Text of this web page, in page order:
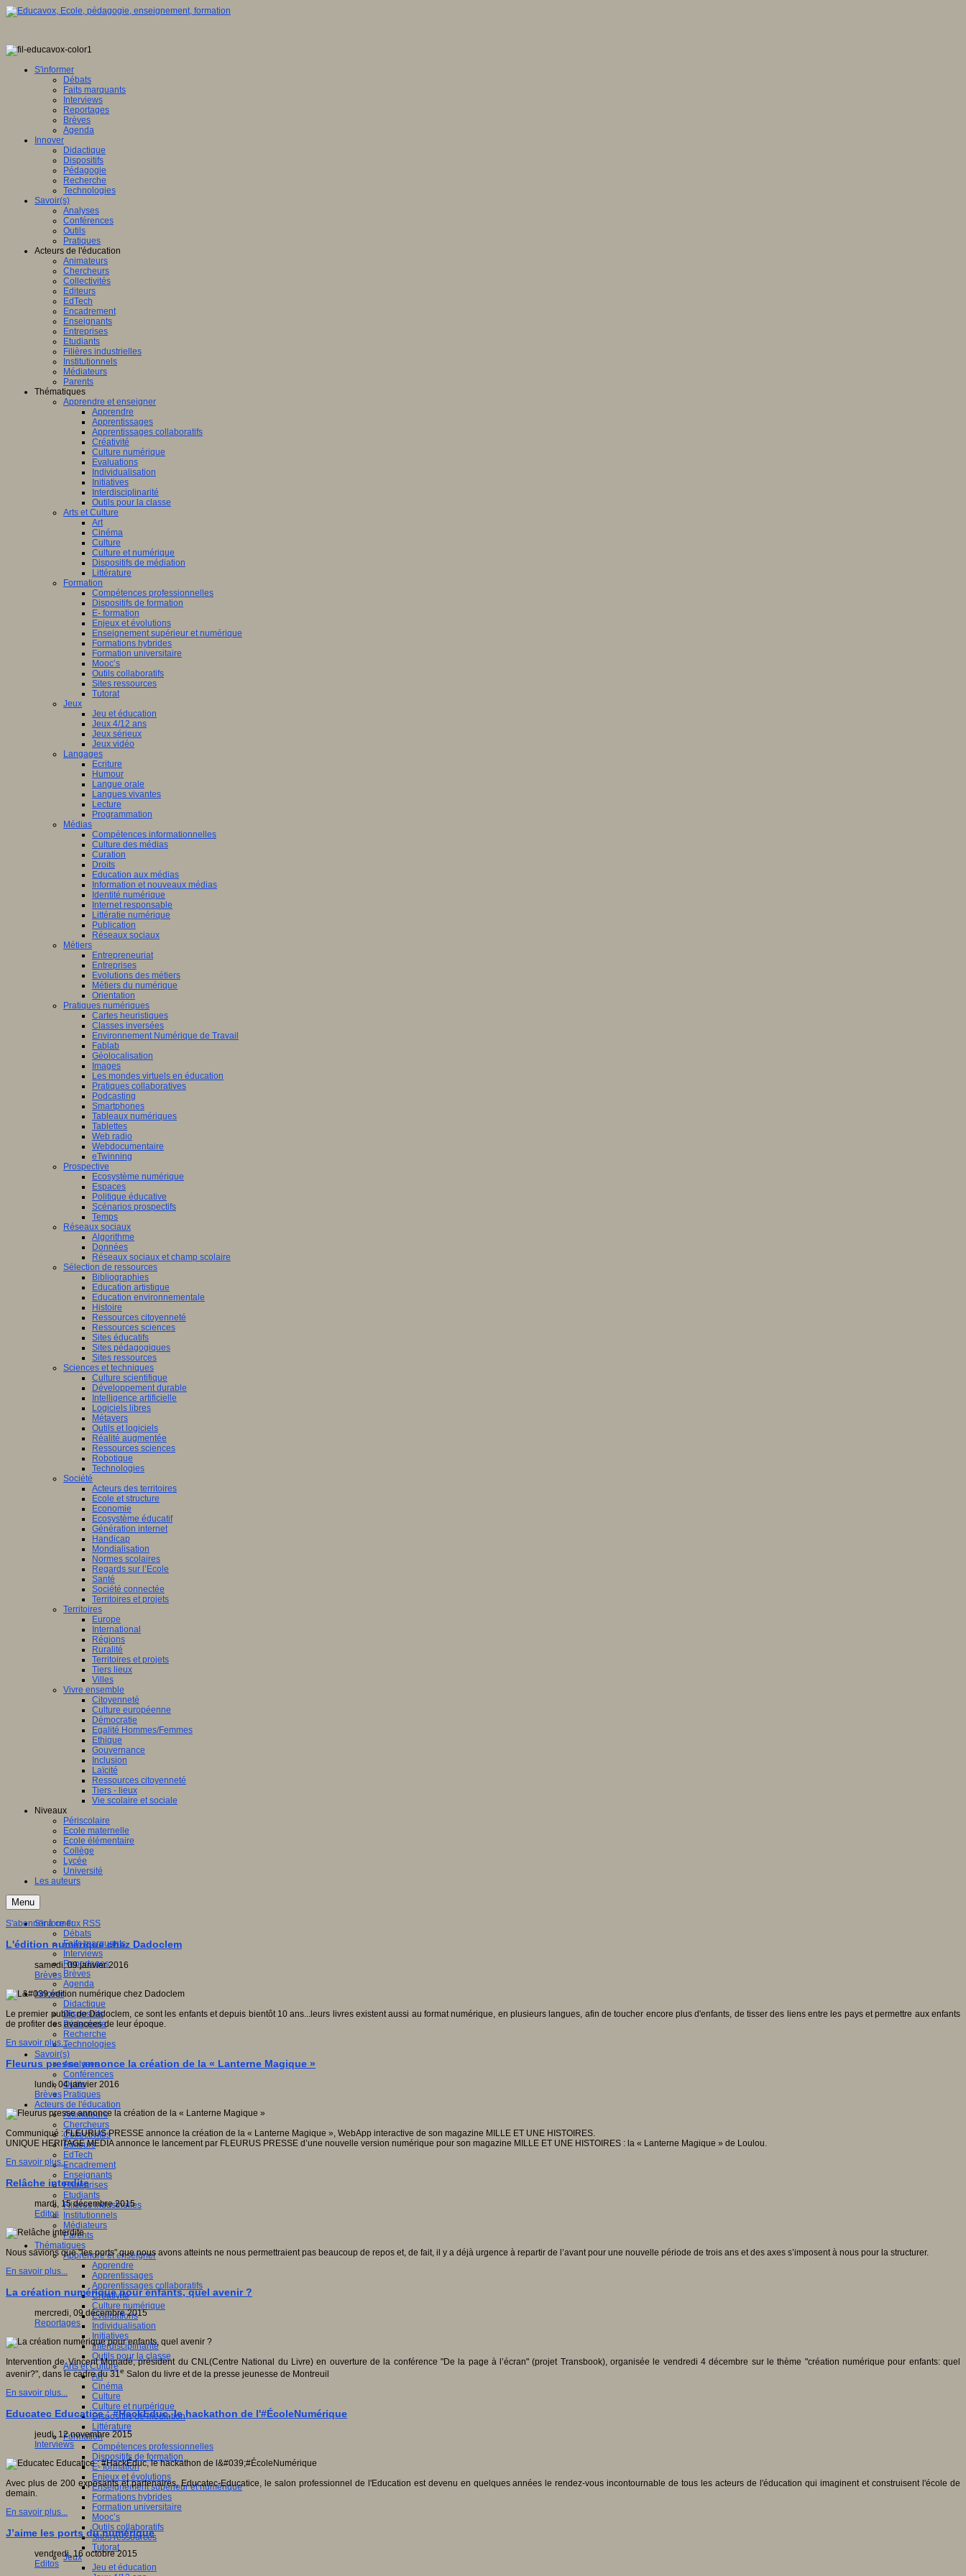
S'informer
Débats
Faits marquants
Interviews
Reportages
Brèves
Agenda
Innover
Didactique
Dispositifs
Pédagogie
Recherche
Technologies
Savoir(s)
Analyses
Conférences
Outils
Pratiques
Acteurs de l'éducation
Animateurs
Chercheurs
Collectivités
Editeurs
EdTech
Encadrement
Enseignants
Entreprises
Etudiants
Filières industrielles
Institutionnels
Médiateurs
Parents
Thématiques
Apprendre et enseigner
Apprendre
Apprentissages
Apprentissages collaboratifs
Créativité
Culture numérique
Evaluations
Individualisation
Initiatives
Interdisciplinarité
Outils pour la classe
Arts et Culture
Art
Cinéma
Culture
Culture et numérique
Dispositifs de médiation
Littérature
Formation
Compétences professionnelles
Dispositifs de formation
E- formation
Enjeux et évolutions
Enseignement supérieur et numérique
Formations hybrides
Formation universitaire
Mooc’s
Outils collaboratifs
Sites ressources
Tutorat
Jeux
Jeu et éducation
Jeux 4/12 ans
Jeux sérieux
Jeux vidéo
Langages
Ecriture
Humour
Langue orale
Langues vivantes
Lecture
Programmation
Médias
Compétences informationnelles
Culture des médias
Curation
Droits
Education aux médias
Information et nouveaux médias
Identité numérique
Internet responsable
Littératie numérique
Publication
Réseaux sociaux
Métiers
Entrepreneuriat
Entreprises
Evolutions des métiers
Métiers du numérique
Orientation
Pratiques numériques
Cartes heuristiques
Classes inversées
Environnement Numérique de Travail
Fablab
Géolocalisation
Images
Les mondes virtuels en éducation
Pratiques collaboratives
Podcasting
Smartphones
Tableaux numériques
Tablettes
Web radio
Webdocumentaire
eTwinning
Prospective
Ecosystème numérique
Espaces
Politique éducative
Scénarios prospectifs
Temps
Réseaux sociaux
Algorithme
Données
Réseaux sociaux et champ scolaire
Sélection de ressources
Bibliographies
Education artistique
Education environnementale
Histoire
Ressources citoyenneté
Ressources sciences
Sites éducatifs
Sites pédagogiques
Sites ressources
Sciences et techniques
Culture scientifique
Développement durable
Intelligence artificielle
Logiciels libres
Métavers
Outils et logiciels
Réalité augmentée
Ressources sciences
Robotique
Technologies
Société
Acteurs des territoires
Ecole et structure
Economie
Ecosystème éducatif
Génération internet
Handicap
Mondialisation
Normes scolaires
Regards sur l’Ecole
Santé
Société connectée
Territoires et projets
Territoires
Europe
International
Régions
Ruralité
Territoires et projets
Tiers lieux
Villes
Vivre ensemble
Citoyenneté
Culture européenne
Démocratie
Egalité Hommes/Femmes
Ethique
Gouvernance
Inclusion
Laïcité
Ressources citoyenneté
Tiers - lieux
Vie scolaire et sociale
Niveaux
Périscolaire
Ecole maternelle
Ecole élémentaire
Collège
Lycée
Université
Les auteurs
Menu
S'informer
Débats
Faits marquants
Interviews
Reportages
Brèves
Agenda
Innover
Didactique
Dispositifs
Pédagogie
Recherche
Technologies
Savoir(s)
Analyses
Conférences
Outils
Pratiques
Acteurs de l'éducation
Animateurs
Chercheurs
Collectivités
Editeurs
EdTech
Encadrement
Enseignants
Entreprises
Etudiants
Filières industrielles
Institutionnels
Médiateurs
Parents
Thématiques
Apprendre et enseigner
Apprendre
Apprentissages
Apprentissages collaboratifs
Créativité
Culture numérique
Evaluations
Individualisation
Initiatives
Interdisciplinarité
Outils pour la classe
Arts et Culture
Art
Cinéma
Culture
Culture et numérique
Dispositifs de médiation
Littérature
Formation
Compétences professionnelles
Dispositifs de formation
E- formation
Enjeux et évolutions
Enseignement supérieur et numérique
Formations hybrides
Formation universitaire
Mooc’s
Outils collaboratifs
Sites ressources
Tutorat
Jeux
Jeu et éducation
S'abonner à ce flux RSS
L'édition numérique chez Dadoclem
samedi, 09 janvier 2016
Brèves
Le premier public de Dadoclem, ce sont les enfants et depuis bientôt 10 ans...leurs livres existent aussi au format numérique, en plusieurs langues, afin de toucher encore plus d'enfants, de tisser des liens entre les pays et permettre aux enfants
de profiter des avancées de leur époque.
En savoir plus...
Fleurus presse annonce la création de la « Lanterne Magique »
lundi, 04 janvier 2016
Brèves
Communiqué : FLEURUS PRESSE annonce la création de la « Lanterne Magique », WebApp interactive de son magazine MILLE ET UNE HISTOIRES.
UNIQUE HERITAGE MEDIA annonce le lancement par FLEURUS PRESSE d’une nouvelle version numérique pour son magazine MILLE ET UNE HISTOIRES : la « Lanterne Magique » de Loulou.
En savoir plus...
Relâche interdite
mardi, 15 décembre 2015
Editos
Nous savions que "les ports" que nous avons atteints ne nous permettraient pas beaucoup de repos et, de fait, il y a déjà urgence à repartir de l’avant pour une nouvelle période de trois ans et des axes s’imposent à nous pour la structurer.
En savoir plus...
La création numérique pour enfants, quel avenir ?
mercredi, 09 décembre 2015
Reportages
Intervention de Vincent Monadé, président du CNL(Centre National du Livre) en ouverture de la conférence "De la page à l’écran" (projet Transbook), organisée le vendredi 4 décembre sur le thème "création numérique pour enfants: quel
avenir?", dans le cadre du 31e Salon du livre et de la presse jeunesse de Montreuil
En savoir plus...
Educatec Educatice : #HackÉduc, le hackathon de l'#ÉcoleNumérique
jeudi, 12 novembre 2015
Interviews
Avec plus de 200 exposants et partenaires, Educatec-Educatice, le salon professionnel de l'Education est devenu en quelques années le rendez-vous incontournable de tous les acteurs de l'éducation qui imaginent et construisent l'école de
demain.
En savoir plus...
J’aime les ports du numérique
vendredi, 16 octobre 2015
Editos